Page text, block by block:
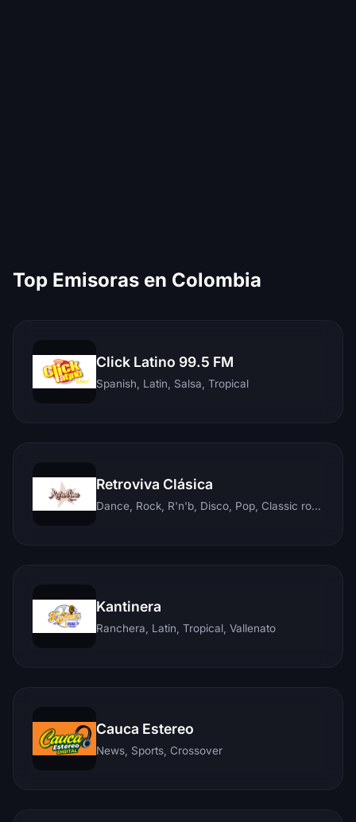
Top Emisoras en Colombia
Click Latino 99.5 FM
Spanish, Latin, Salsa, Tropical
Retroviva Clásica
Dance, Rock, R'n'b, Disco, Pop, Classic rock, Techno, Reggae
Kantinera
Ranchera, Latin, Tropical, Vallenato
Cauca Estereo
News, Sports, Crossover